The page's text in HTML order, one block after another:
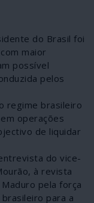
do Brasil foi
maior
possível
pelos
regime brasileiro
operações
de liquidar
do vice-
à revista
pela força
para a